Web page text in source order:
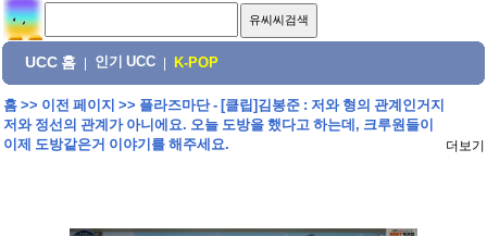
UCC 홈 인기 UCC K-POP
홈>> 이전 페이지 >> 플라즈마단 - [클립]김봉준 : 저와 형의 관계인거지
저와 정선의 관계가 아니에요. 오늘 도방을 했다고 하는데, 크루원들이
이제 도방같은거 이야기를 해주세요.
더보기